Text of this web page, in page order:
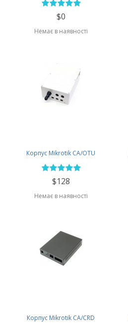
$0
Немає в наявності
Корпус Mikrotik CA/OTU
$128
Немає в наявності
Корпус Mikrotik CA/CRD